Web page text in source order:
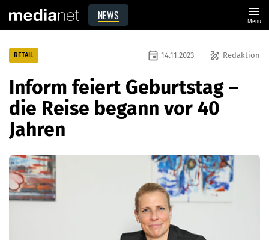
NEWS menu
Menü
RETAIL draw Redaktion
event 14.11.2023
Inform feiert Geburtstag –
die Reise begann vor 40
Jahren